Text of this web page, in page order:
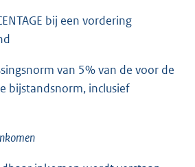
bij een vordering
van 5% van de voor de
bijstandsnorm, inclusief